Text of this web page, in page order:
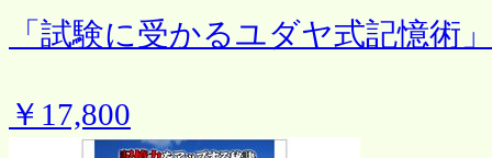
「試験に受かるユダヤ式記憶術」
￥17,800